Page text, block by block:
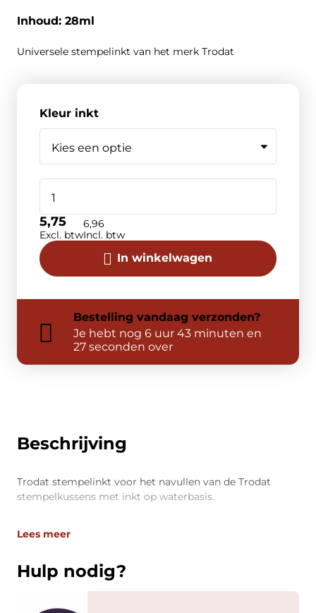
Beschrijving
Trodat stempelinkt voor het navullen van de Trodat
stempelkussens met inkt op waterbasis.
Lees meer
Hulp nodig?
Inhoud: 28ml
Universele stempelinkt van het merk Trodat
Kleur inkt
In winkelwagen
5,75
Excl. btw
6,96
Incl. btw
Bestelling vandaag verzonden?
Je hebt nog 6 uur 43 minuten en
27 seconden over